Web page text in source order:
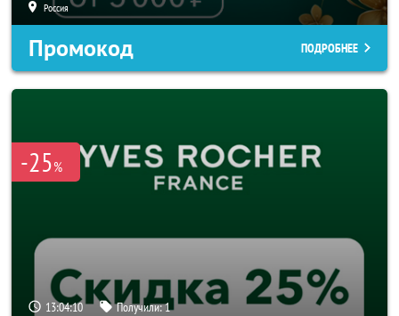
Россия
Промокод ПОДРОБНЕЕ
-25%
13:04:10 Получили:1